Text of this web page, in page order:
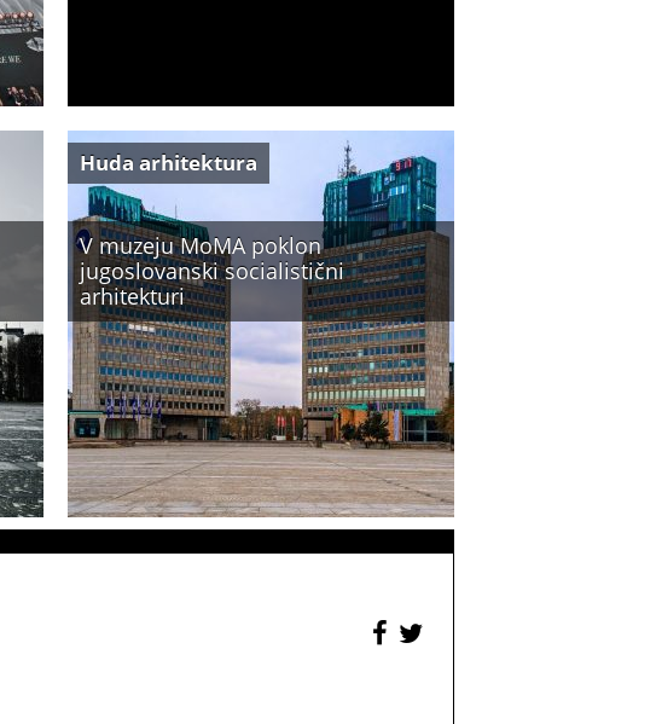
V muzeju MoMA poklon
jugoslovanski socialistični
arhitekturi
Huda arhitektura